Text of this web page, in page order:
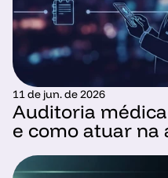
11 de jun. de 2026
Auditoria
e como atuar na